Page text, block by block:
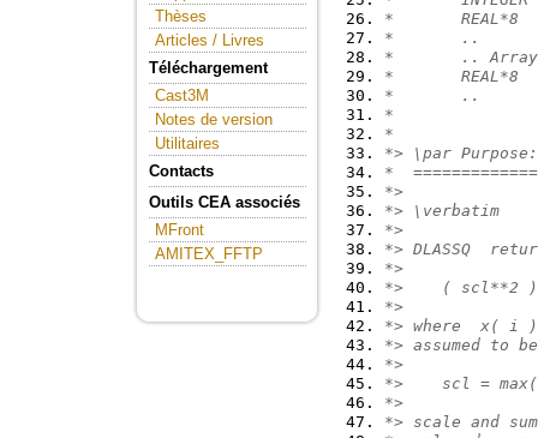
Thèses
Articles / Livres
Téléchargement
Cast3M
Notes de version
Utilitaires
Contacts
Outils CEA associés
MFront
AMITEX_FFTP
*       REAL*8
*       ..
*       .. Array
*       REAL*8
*       ..
*
*
*> \par Purpose:
*  =============
*>
*> \verbatim
*>
*> DLASSQ
*>
*>    ( scl**2
*>
*> where  x( i
*> assumed to
*>
*>    scl =
*>
*> scale and